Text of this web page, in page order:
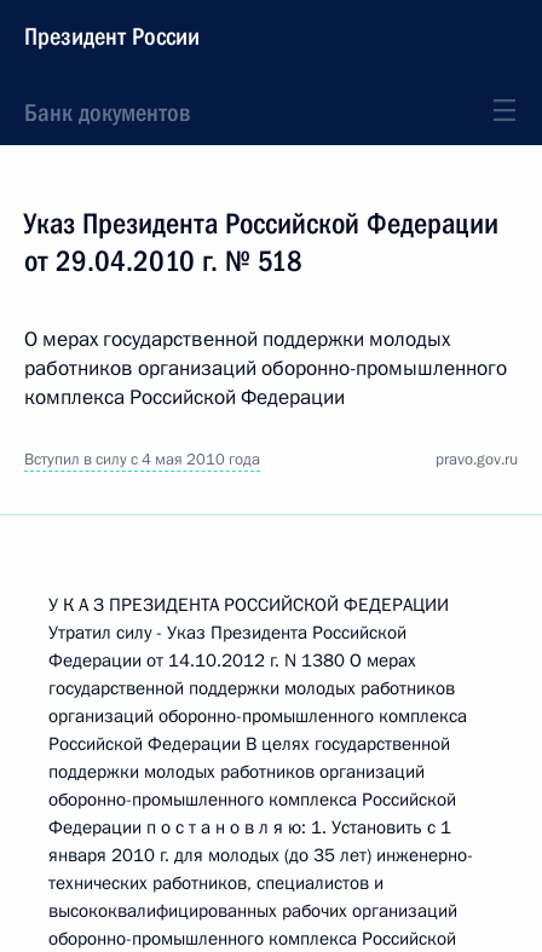
Президент России
Банк документов
Указ Президента Российской Федерации
от 29.04.2010 г. № 518
О мерах государственной поддержки молодых
работников организаций оборонно-промышленного
комплекса Российской Федерации
Вступил в силу с 4 мая 2010 года pravo.gov.ru
У К А З ПРЕЗИДЕНТА РОССИЙСКОЙ ФЕДЕРАЦИИ
Утратил силу - Указ Президента Российской
Федерации от 14.10.2012 г. N 1380 О мерах
государственной поддержки молодых работников
организаций оборонно-промышленного комплекса
Российской Федерации В целях государственной
поддержки молодых работников организаций
оборонно-промышленного комплекса Российской
Федерации п о с т а н о в л я ю: 1. Установить с 1
января 2010 г. для молодых (до 35 лет) инженерно-
технических работников, специалистов и
высококвалифицированных рабочих организаций
оборонно-промышленного комплекса Российской